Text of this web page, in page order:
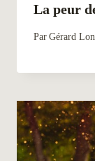
La peur
Par Gérard